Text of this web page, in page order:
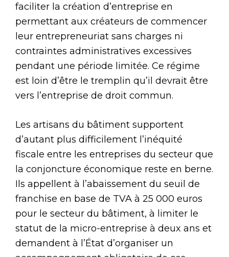
faciliter la création d’entreprise en
permettant aux créateurs de commencer
leur entrepreneuriat sans charges ni
contraintes administratives excessives
pendant une période limitée. Ce régime
est loin d’être le tremplin qu’il devrait être
vers l’entreprise de droit commun.
Les artisans du bâtiment supportent
d’autant plus difficilement l’inéquité
fiscale entre les entreprises du secteur que
la conjoncture économique reste en berne.
Ils appellent à l’abaissement du seuil de
franchise en base de TVA à 25 000 euros
pour le secteur du bâtiment, à limiter le
statut de la micro-entreprise à deux ans et
demandent à l’État d’organiser un